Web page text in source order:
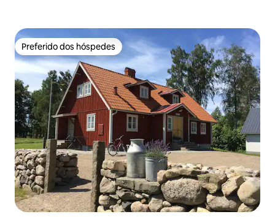
Preferido dos hóspedes
Preferido dos hóspedes